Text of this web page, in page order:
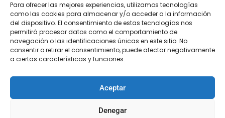
Para ofrecer las mejores experiencias, utilizamos tecnologías
como las cookies para almacenar y/o acceder a la información
del dispositivo. El consentimiento de estas tecnologías nos
permitirá procesar datos como el comportamiento de
navegación o las identificaciones únicas en este sitio. No
consentir o retirar el consentimiento, puede afectar negativamente
a ciertas características y funciones.
Aceptar
Denegar
Añadir al carrito Añadir al carrito
LLÁMANOS
+34 608 196 565